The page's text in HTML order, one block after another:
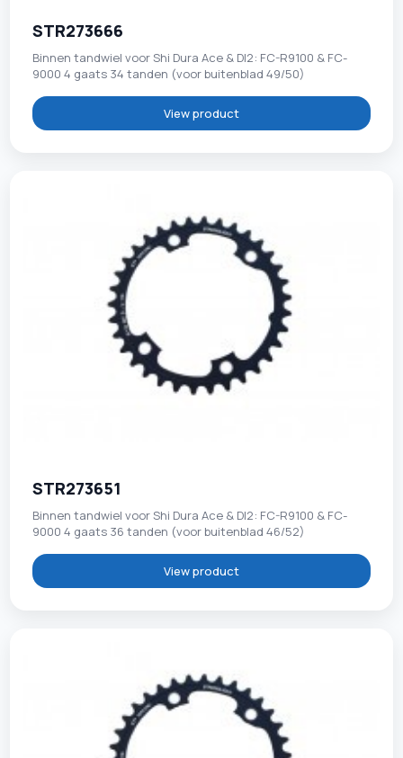
STR273666
Binnen tandwiel voor Shi Dura Ace & DI2: FC-R9100 & FC-
9000 4 gaats 34 tanden (voor buitenblad 49/50)
View product
STR273651
Binnen tandwiel voor Shi Dura Ace & DI2: FC-R9100 & FC-
9000 4 gaats 36 tanden (voor buitenblad 46/52)
View product